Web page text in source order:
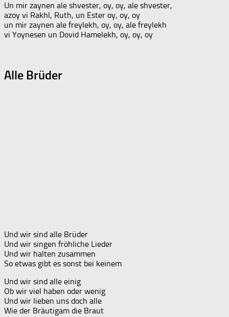
Un mir zaynen ale shvester, oy, oy, ale shvester,
azoy vi Rakhl, Ruth, un Ester oy, oy, oy
un mir zaynen ale freylekh, oy, oy, ale freylekh
vi Yoynesen un Dovid Hamelekh, oy, oy, oy
Alle Brüder
Und wir sind alle Brüder
Und wir singen fröhliche Lieder
Und wir halten zusammen
So etwas gibt es sonst bei keinem
Und wir sind alle einig
Ob wir viel haben oder wenig
Und wir lieben uns doch alle
Wie der Bräutigam die Braut